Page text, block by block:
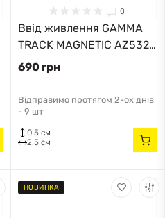
0
Ввід живлення GAMMA
TRACK MAGNETIC AZ5328
Azzardo
690 грн
Відправимо протягом 2-ох днів
- 9 шт
0.5 см
2.5 см
НОВИНКА